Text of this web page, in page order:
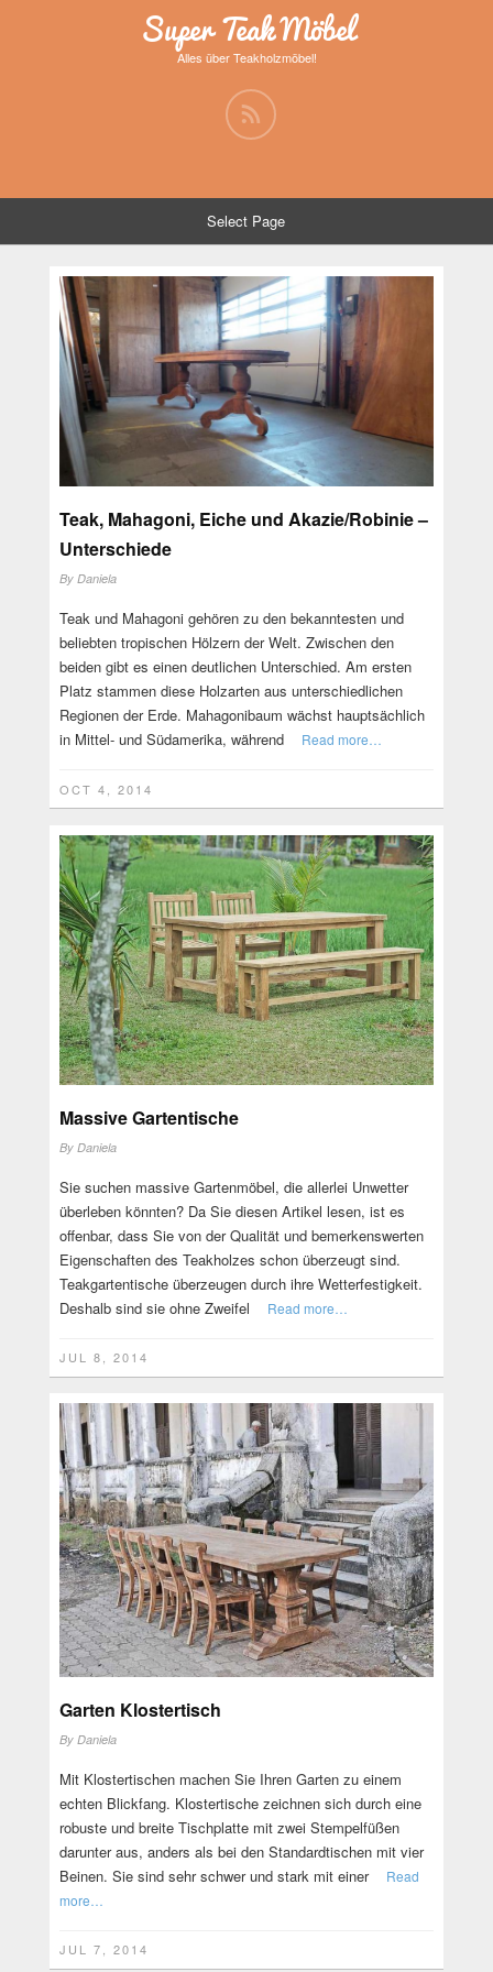
Super Teak Möbel
Alles über Teakholzmöbel!
Select Page
Teak, Mahagoni, Eiche und Akazie/Robinie –
Unterschiede
By Daniela
Teak und Mahagoni gehören zu den bekanntesten und
beliebten tropischen Hölzern der Welt. Zwischen den
beiden gibt es einen deutlichen Unterschied. Am ersten
Platz stammen diese Holzarten aus unterschiedlichen
Regionen der Erde. Mahagonibaum wächst hauptsächlich
in Mittel- und Südamerika, während
Read more…
OCT 4, 2014
Massive Gartentische
By Daniela
Sie suchen massive Gartenmöbel, die allerlei Unwetter
überleben könnten? Da Sie diesen Artikel lesen, ist es
offenbar, dass Sie von der Qualität und bemerkenswerten
Eigenschaften des Teakholzes schon überzeugt sind.
Teakgartentische überzeugen durch ihre Wetterfestigkeit.
Deshalb sind sie ohne Zweifel
Read more…
JUL 8, 2014
Garten Klostertisch
By Daniela
Mit Klostertischen machen Sie Ihren Garten zu einem
echten Blickfang. Klostertische zeichnen sich durch eine
robuste und breite Tischplatte mit zwei Stempelfüßen
darunter aus, anders als bei den Standardtischen mit vier
Beinen. Sie sind sehr schwer und stark mit einer
Read
more…
JUL 7, 2014